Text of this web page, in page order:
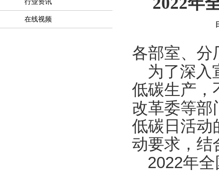
行业资讯
在线视频
各部室、分
为了深入
低碳生产，
改革委等部
低碳日活动
动要求，结
2022年全